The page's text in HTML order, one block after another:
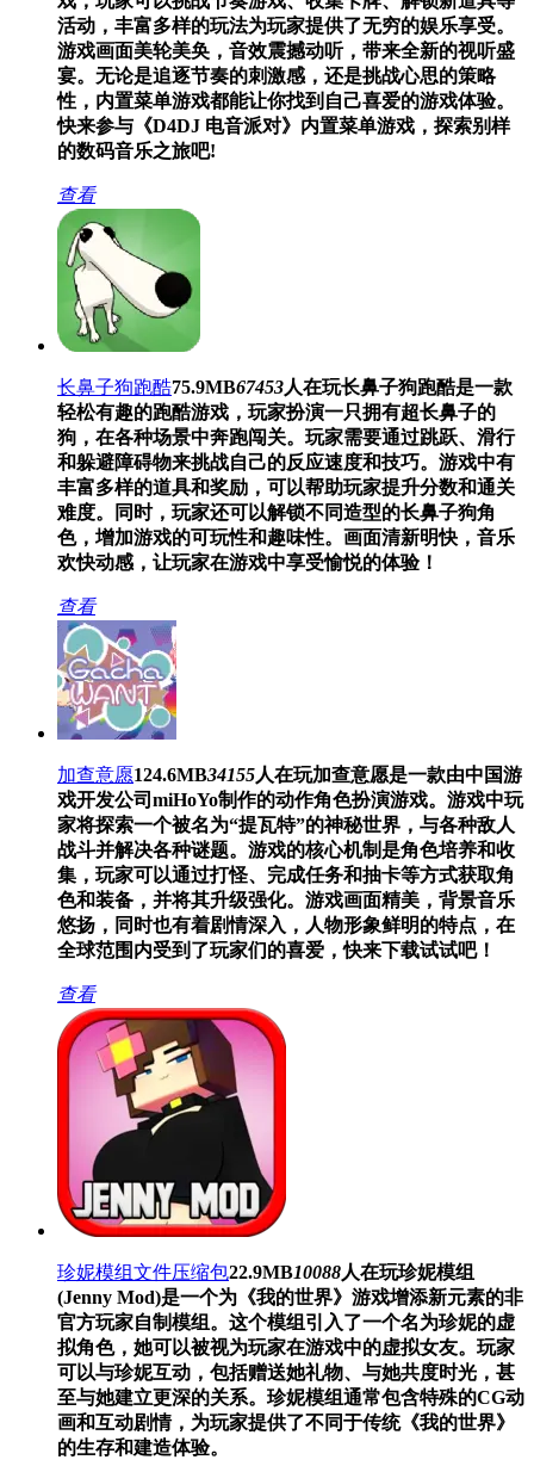
活动，丰富多样的玩法为玩家提供了无穷的娱乐享受。
游戏画面美轮美奂，音效震撼动听，带来全新的视听盛
宴。无论是追逐节奏的刺激感，还是挑战心思的策略
性，内置菜单游戏都能让你找到自己喜爱的游戏体验。
快来参与《D4DJ 电音派对》内置菜单游戏，探索别样
的数码音乐之旅吧!
查看
长鼻子狗跑酷75.9MB67453人在玩长鼻子狗跑酷是一款
轻松有趣的跑酷游戏，玩家扮演一只拥有超长鼻子的
狗，在各种场景中奔跑闯关。玩家需要通过跳跃、滑行
和躲避障碍物来挑战自己的反应速度和技巧。游戏中有
丰富多样的道具和奖励，可以帮助玩家提升分数和通关
难度。同时，玩家还可以解锁不同造型的长鼻子狗角
色，增加游戏的可玩性和趣味性。画面清新明快，音乐
欢快动感，让玩家在游戏中享受愉悦的体验！
查看
加查意愿124.6MB34155人在玩加查意愿是一款由中国游
戏开发公司miHoYo制作的动作角色扮演游戏。游戏中玩
家将探索一个被名为“提瓦特”的神秘世界，与各种敌人
战斗并解决各种谜题。游戏的核心机制是角色培养和收
集，玩家可以通过打怪、完成任务和抽卡等方式获取角
色和装备，并将其升级强化。游戏画面精美，背景音乐
悠扬，同时也有着剧情深入，人物形象鲜明的特点，在
全球范围内受到了玩家们的喜爱，快来下载试试吧！
查看
珍妮模组文件压缩包22.9MB10088人在玩珍妮模组
(Jenny Mod)是一个为《我的世界》游戏增添新元素的非
官方玩家自制模组。这个模组引入了一个名为珍妮的虚
拟角色，她可以被视为玩家在游戏中的虚拟女友。玩家
可以与珍妮互动，包括赠送她礼物、与她共度时光，甚
至与她建立更深的关系。珍妮模组通常包含特殊的CG动
画和互动剧情，为玩家提供了不同于传统《我的世界》
的生存和建造体验。